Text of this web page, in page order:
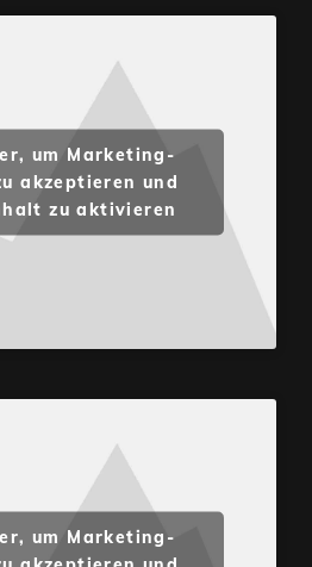
um Marketing-
akzeptieren und
zu aktivieren
um Marketing-